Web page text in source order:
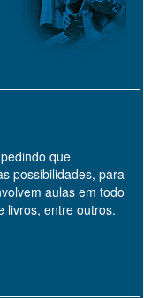
que
possibilidades, para
aulas em todo
livros, entre outros.